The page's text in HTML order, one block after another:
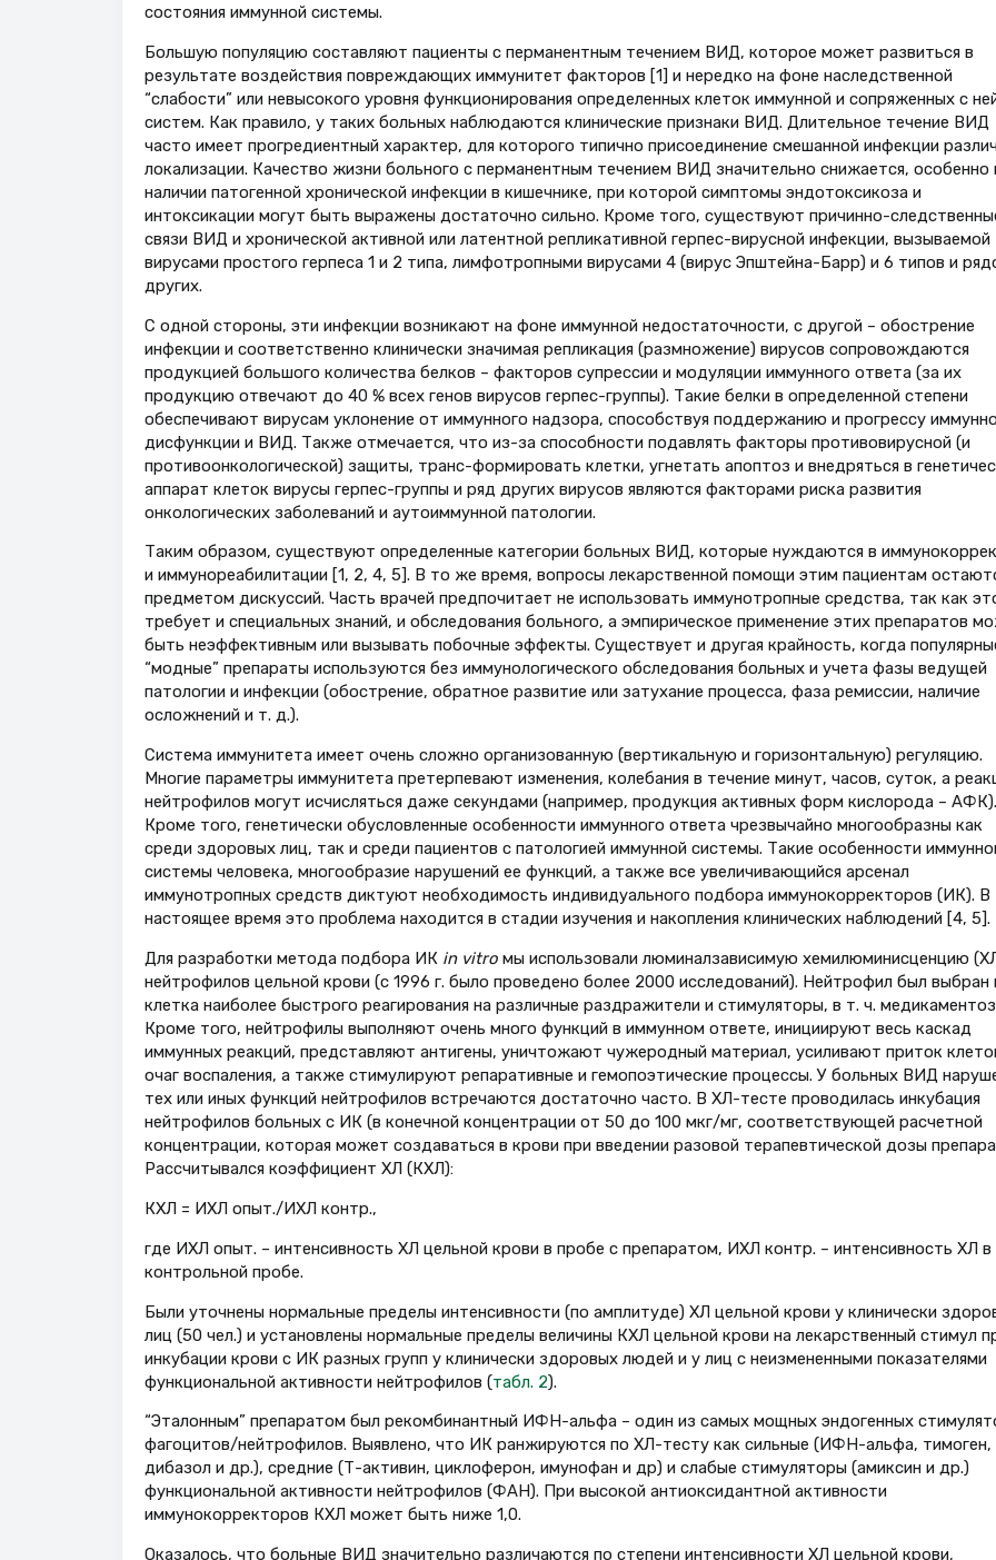
состояния иммунной системы.
Большую популяцию составляют пациенты с перманентным течением ВИД, которое может развиться в
результате воздействия повреждающих иммунитет факторов [1] и нередко на фоне наследственной
“слабости” или невысокого уровня функционирования определенных клеток иммунной и сопряженных с
систем. Как правило, у таких больных наблюдаются клинические признаки ВИД. Длительное течение ВИД
часто имеет прогредиентный характер, для которого типично присоединение смешанной инфекции
локализации. Качество жизни больного с перманентным течением ВИД значительно снижается, особенно
наличии патогенной хронической инфекции в кишечнике, при которой симптомы эндотоксикоза и
интоксикации могут быть выражены достаточно сильно. Кроме того, существуют причинно-
связи ВИД и хронической активной или латентной репликативной герпес-вирусной инфекции, вызываемой
вирусами простого герпеса 1 и 2 типа, лимфотропными вирусами 4 (вирус Эпштейна-Барр) и 6 типов и
других.
С одной стороны, эти инфекции возникают на фоне иммунной недостаточности, с другой – обострение
инфекции и соответственно клинически значимая репликация (размножение) вирусов сопровождаются
продукцией большого количества белков – факторов супрессии и модуляции иммунного ответа (за их
продукцию отвечают до 40 % всех генов вирусов герпес-группы). Такие белки в определенной степени
обеспечивают вирусам уклонение от иммунного надзора, способствуя поддержанию и прогрессу
дисфункции и ВИД. Также отмечается, что из-за способности подавлять факторы противовирусной (и
противоонкологической) защиты, транс-формировать клетки, угнетать апоптоз и внедряться в
аппарат клеток вирусы герпес-группы и ряд других вирусов являются факторами риска развития
онкологических заболеваний и аутоиммунной патологии.
Таким образом, существуют определенные категории больных ВИД, которые нуждаются в
и иммунореабилитации [1, 2, 4, 5]. В то же время, вопросы лекарственной помощи этим пациентам
предметом дискуссий. Часть врачей предпочитает не использовать иммунотропные средства, так как
требует и специальных знаний, и обследования больного, а эмпирическое применение этих препаратов
быть неэффективным или вызывать побочные эффекты. Существует и другая крайность, когда
“модные” препараты используются без иммунологического обследования больных и учета фазы ведущей
патологии и инфекции (обострение, обратное развитие или затухание процесса, фаза ремиссии, наличие
осложнений и т. д.).
Система иммунитета имеет очень сложно организованную (вертикальную и горизонтальную) регуляцию.
Многие параметры иммунитета претерпевают изменения, колебания в течение минут, часов, суток, а
нейтрофилов могут исчисляться даже секундами (например, продукция активных форм кислорода – АФК).
Кроме того, генетически обусловленные особенности иммунного ответа чрезвычайно многообразны как
среди здоровых лиц, так и среди пациентов с патологией иммунной системы. Такие особенности
системы человека, многообразие нарушений ее функций, а также все увеличивающийся арсенал
иммунотропных средств диктуют необходимость индивидуального подбора иммунокорректоров (ИК). В
настоящее время это проблема находится в стадии изучения и накопления клинических наблюдений [4, 5].
Для разработки метода подбора ИК in vitroмы использовали люминалзависимую хемилюминисценцию
нейтрофилов цельной крови (с 1996 г. было проведено более 2000 исследований). Нейтрофил был выбран
клетка наиболее быстрого реагирования на различные раздражители и стимуляторы, в т. ч.
Кроме того, нейтрофилы выполняют очень много функций в иммунном ответе, инициируют весь каскад
иммунных реакций, представляют антигены, уничтожают чужеродный материал, усиливают приток
очаг воспаления, а также стимулируют репаративные и гемопоэтические процессы. У больных ВИД
тех или иных функций нейтрофилов встречаются достаточно часто. В ХЛ-тесте проводилась инкубация
нейтрофилов больных с ИК (в конечной концентрации от 50 до 100 мкг/мг, соответствующей расчетной
концентрации, которая может создаваться в крови при введении разовой терапевтической дозы
Рассчитывался коэффициент ХЛ (КХЛ):
КХЛ = ИХЛ опыт./ИХЛ контр.,
где ИХЛ опыт. – интенсивность ХЛ цельной крови в пробе с препаратом, ИХЛ контр. – интенсивность ХЛ в
контрольной пробе.
Были уточнены нормальные пределы интенсивности (по амплитуде) ХЛ цельной крови у клинически
лиц (50 чел.) и установлены нормальные пределы величины КХЛ цельной крови на лекарственный стимул
инкубации крови с ИК разных групп у клинически здоровых людей и у лиц с неизмененными показателями
функциональной активности нейтрофилов (табл. 2).
“Эталонным” препаратом был рекомбинантный ИФН-альфа – один из самых мощных эндогенных
фагоцитов/нейтрофилов. Выявлено, что ИК ранжируются по ХЛ-тесту как сильные (ИФН-альфа, тимоген,
дибазол и др.), средние (Т-активин, циклоферон, имунофан и др) и слабые стимуляторы (амиксин и др.)
функциональной активности нейтрофилов (ФАН). При высокой антиоксидантной активности
иммунокорректоров КХЛ может быть ниже 1,0.
Оказалось, что больные ВИД значительно различаются по степени интенсивности ХЛ цельной крови,